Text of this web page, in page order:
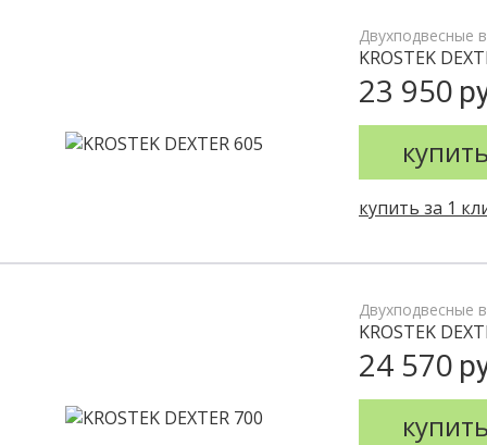
Двухподвесные
KROSTEK
23 950
купить за 1
Двухподвесные
KROSTEK
24 570